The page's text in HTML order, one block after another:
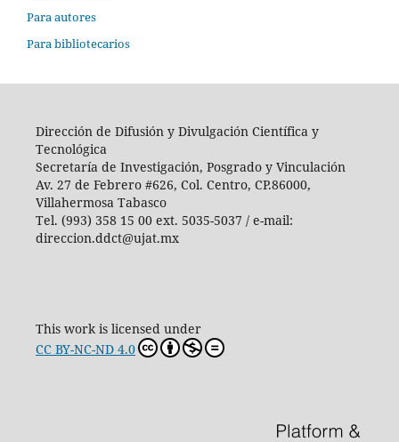
Para autores
Para bibliotecarios
Dirección de Difusión y Divulgación Científica y
Tecnológica
Secretaría de Investigación, Posgrado y Vinculación
Av. 27 de Febrero #626, Col. Centro, CP.86000,
Villahermosa Tabasco
Tel. (993) 358 15 00 ext. 5035-5037 / e-mail:
direccion.ddct@ujat.mx
This work is licensed under
CC BY-NC-ND 4.0